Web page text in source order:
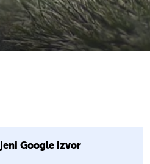
Google izvor